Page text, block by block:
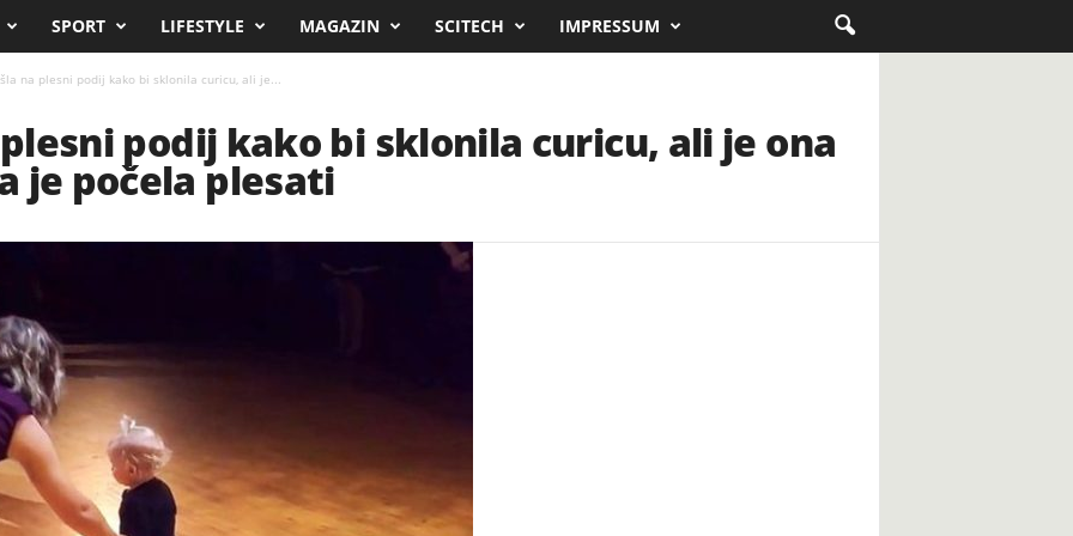
SPORT LIFESTYLE MAGAZIN SCITECH IMPRESSUM
na plesni podij kako bi sklonila curicu, ali je...
podij kako bi sklonila curicu, ali je ona
je počela plesati